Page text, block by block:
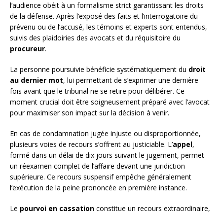
l’audience obéit à un formalisme strict garantissant les droits
de la défense. Après l’exposé des faits et l’interrogatoire du
prévenu ou de l’accusé, les témoins et experts sont entendus,
suivis des plaidoiries des avocats et du réquisitoire du
procureur.
La personne poursuivie bénéficie systématiquement du droit
au dernier mot, lui permettant de s’exprimer une dernière
fois avant que le tribunal ne se retire pour délibérer. Ce
moment crucial doit être soigneusement préparé avec l’avocat
pour maximiser son impact sur la décision à venir.
En cas de condamnation jugée injuste ou disproportionnée,
plusieurs voies de recours s’offrent au justiciable. L’appel,
formé dans un délai de dix jours suivant le jugement, permet
un réexamen complet de l’affaire devant une juridiction
supérieure. Ce recours suspensif empêche généralement
l’exécution de la peine prononcée en première instance.
Le pourvoi en cassation constitue un recours extraordinaire,